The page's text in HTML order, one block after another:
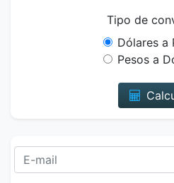
Tipo de
Dólares a
Pesos a